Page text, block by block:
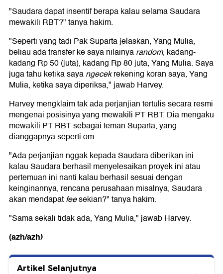
"Saudara dapat insentif berapa kalau selama Saudara
mewakili RBT?" tanya hakim.
"Seperti yang tadi Pak Suparta jelaskan, Yang Mulia,
beliau ada transfer ke saya nilainyarandom, kadang-
kadang Rp 50 (juta), kadang Rp 80 juta, Yang Mulia. Saya
juga tahu ketika sayangecekrekening koran saya, Yang
Mulia, ketika saya diperiksa," jawab Harvey.
Harvey mengklaim tak ada perjanjian tertulis secara resmi
mengenai posisinya yang mewakili PT RBT. Dia mengaku
mewakili PT RBT sebagai teman Suparta, yang
dianggapnya seperti om.
"Ada perjanjian nggak kepada Saudara diberikan ini
kalau Saudara berhasil menyelesaikan proyek ini atau
pertemuan ini nanti kalau berhasil sesuai dengan
keinginannya, rencana perusahaan misalnya, Saudara
akan mendapatfeesekian?" tanya hakim.
"Sama sekali tidak ada, Yang Mulia," jawab Harvey.
(azh/azh)
Artikel Selanjutnya